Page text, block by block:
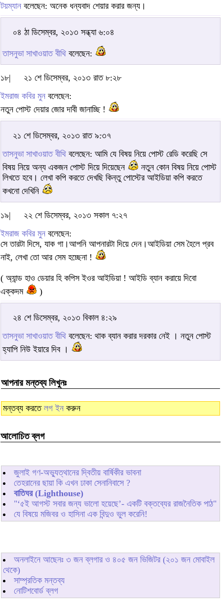
টয়ম্যান বলেছেন: অনেক ধন্যবাদ শেয়ার করার জন্য।
০৪ ঠা ডিসেম্বর, ২০১৩ সন্ধ্যা ৬:০৪
তাসনুভা সাখাওয়াত বীথি বলেছেন:
১৮|
২১ শে ডিসেম্বর, ২০১৩ রাত ৮:২৮
ইমরাজ কবির মুন বলেছেন:
নতুন পোস্ট দেয়ার জোর দাবী জানাচ্ছি !
২১ শে ডিসেম্বর, ২০১৩ রাত ৯:৩৭
তাসনুভা সাখাওয়াত বীথি বলেছেন: আমি যে বিষয় নিয়ে পোস্ট রেডি করেছি সে
বিষয় নিয়ে অন্য একজন পোস্ট দিয়ে দিয়েছেন
নতুন কোন বিষয় নিয়ে পোস্ট
লিখতে হবে। লেখা কপি করতে দেখছি কিন্তু পোস্টের আইডিয়া কপি করতে
কখনো দেখিনি
১৯|
২২ শে ডিসেম্বর, ২০১৩ সকাল ৭:২৭
ইমরাজ কবির মুন বলেছেন:
সে তারটা দিসে, যাক গা।আপনি আপনারটা দিয়ে দেন।আইডিয়া সেম হৈলে প্রব
নাই, লেখা তো আর সেম হচ্ছেনা !
( অ্যান্ড হাও ডেয়ার হি কপিস ইওর আইডিয়া ! আইডি ব্যান করায়ে দিবো
এক্কদম
)
২৪ শে ডিসেম্বর, ২০১৩ বিকাল ৪:২৯
তাসনুভা সাখাওয়াত বীথি বলেছেন: থাক ব্যান করার দরকার নেই । নতুন পোস্ট
হ্যাপি নিউ ইয়ারে দিব ।
আপনার মন্তব্য লিখুনঃ
মন্তব্য করতে লগ ইন করুন
আলোচিত ব্লগ
জুলাই গণ-অভ্যুত্থানের দ্বিতীয় বার্ষিকীর ভাবনা
তেহরানের ছায়া কি এখন ঢাকা সেনানিবাসে ?
বাতিঘর (Lighthouse)
"‘৫ই আগস্ট সবার জন্য ভালো হয়েছে’- একটি বক্তব্যের রাজনৈতিক পাঠ"
যে বিষয়ে মজিবর ও হাসিনা এক বিন্দুও ভুল করেনি!
অনলাইনে আছেনঃ ৩ জন ব্লগার ও ৪০৫ জন ভিজিটর (২০১ জন মোবাইল
থেকে)
সাম্প্রতিক মন্তব্য
নোটিশবোর্ড ব্লগ